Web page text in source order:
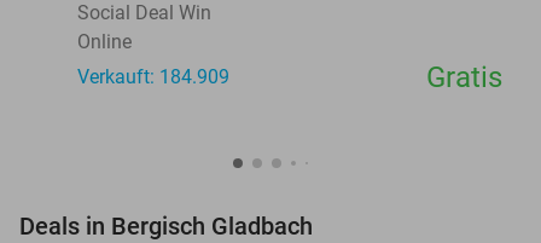
Social Deal Win
Online
Verkauft: 184.909
Gratis
Deals in Bergisch Gladbach